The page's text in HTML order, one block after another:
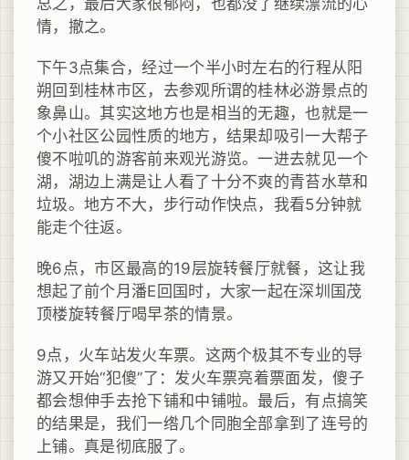
情，撤之。
下午3点集合，经过一个半小时左右的行程从阳
朔回到桂林市区，去参观所谓的桂林必游景点的
象鼻山。其实这地方也是相当的无趣，也就是一
个小社区公园性质的地方，结果却吸引一大帮子
傻不啦叽的游客前来观光游览。一进去就见一个
湖，湖边上满是让人看了十分不爽的青苔水草和
垃圾。地方不大，步行动作快点，我看5分钟就
能走个往返。
晚6点，市区最高的19层旋转餐厅就餐，这让我
想起了前个月潘E回国时，大家一起在深圳国茂
顶楼旋转餐厅喝早茶的情景。
9点，火车站发火车票。这两个极其不专业的导
游又开始“犯傻”了：发火车票亮着票面发，傻子
都会想伸手去抢下铺和中铺啦。最后，有点搞笑
的结果是，我们一绺几个同胞全部拿到了连号的
上铺。真是彻底服了。